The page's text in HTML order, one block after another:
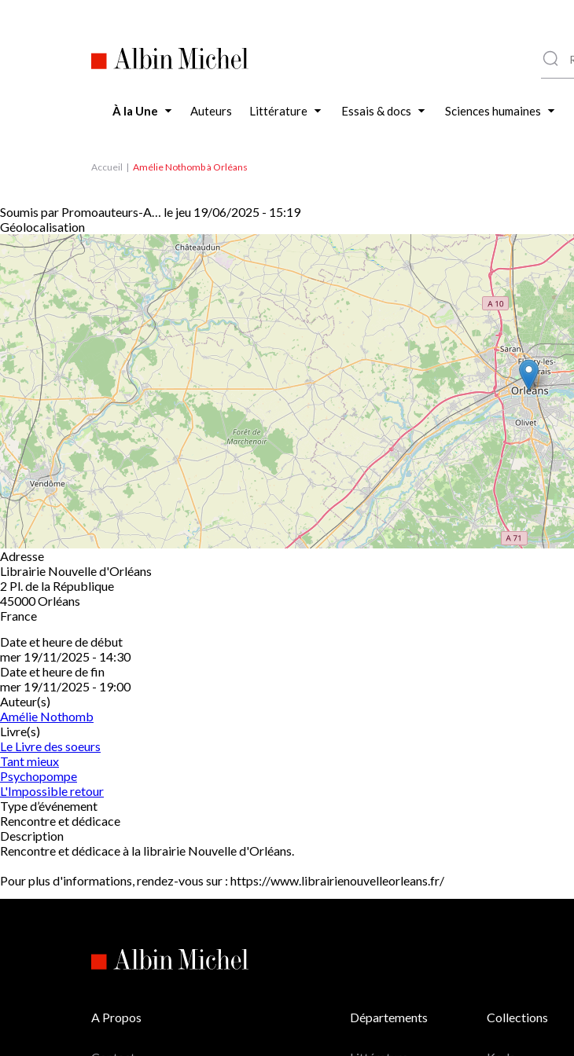
À la Une Auteurs Littérature Essais & docs Sciences humaines
Accueil Amélie Nothomb à Orléans
Soumis par Promoauteurs-A… le jeu 19/06/2025 - 15:19
Géolocalisation
Adresse
Librairie Nouvelle d'Orléans
2 Pl. de la République
45000Orléans
France
Date et heure de début
mer 19/11/2025 - 14:30
Date et heure de fin
mer 19/11/2025 - 19:00
Auteur(s)
Amélie Nothomb
Livre(s)
Le Livre des soeurs
Tant mieux
Psychopompe
L'Impossible retour
Type d’événement
Rencontre et dédicace
Description
Rencontre et dédicace à la librairie Nouvelle d'Orléans.
Pour plus d'informations, rendez-vous sur : https://www.librairienouvelleorleans.fr/
A Propos Départements Collections